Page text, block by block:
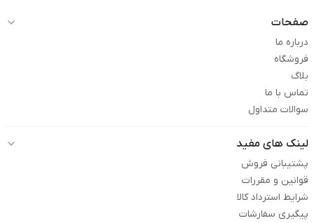
صفحات
درباره ما
فروشگاه
بلاگ
تماس با ما
سوالات متداول
لینک های مفید
پشتیبانی فروش
قوانین و مقررات
شرایط استرداد کالا
پیگیری سفارشات